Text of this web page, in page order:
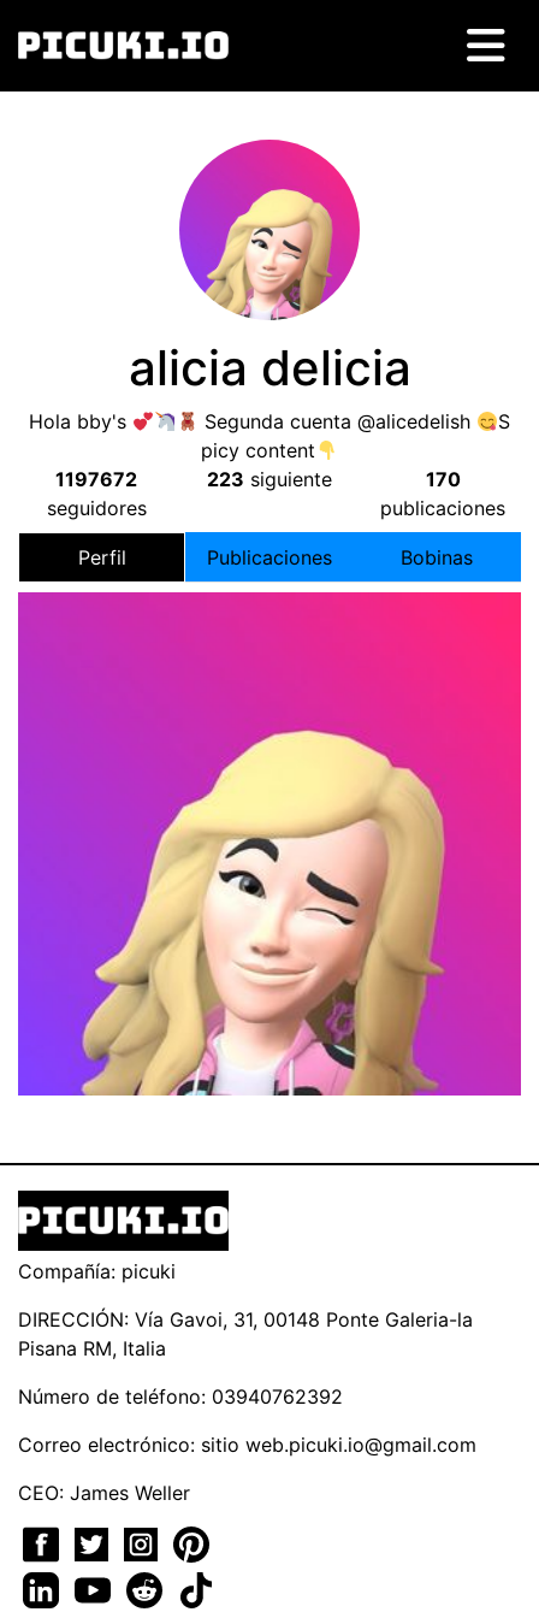
alicia delicia
Hola bby's Segunda cuenta @alicedelish
S
рiсу соntеnt
1197672
seguidores
223 siguiente
170
publicaciones
Perfil Publicaciones Bobinas
Compañía: picuki
DIRECCIÓN: Vía Gavoi, 31, 00148 Ponte Galeria-la
Pisana RM, Italia
Número de teléfono: 03940762392
Correo electrónico: sitio web.picuki.io@gmail.com
CEO: James Weller